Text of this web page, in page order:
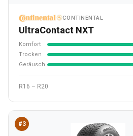
CONTINENTAL
UltraContact NXT
Komfort
Trocken
Geräusch
R16 – R20
#3